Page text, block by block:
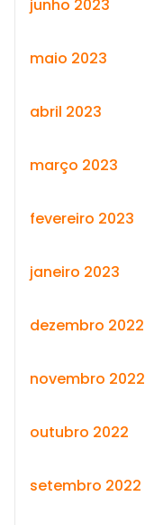
junho 2023
maio 2023
abril 2023
março 2023
fevereiro 2023
janeiro 2023
dezembro 2022
novembro 2022
outubro 2022
setembro 2022